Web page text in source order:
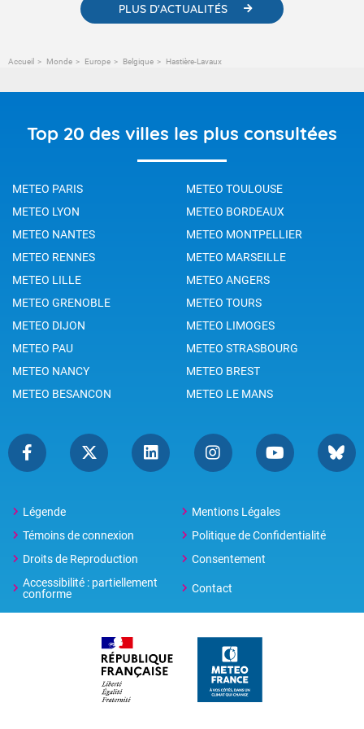
PLUS D'ACTUALITÉS
Accueil Monde Europe Belgique Hastière-Lavaux
Top 20 des villes les plus consultées
METEO PARIS
METEO TOULOUSE
METEO LYON
METEO BORDEAUX
METEO NANTES
METEO MONTPELLIER
METEO RENNES
METEO MARSEILLE
METEO LILLE
METEO ANGERS
METEO GRENOBLE
METEO TOURS
METEO DIJON
METEO LIMOGES
METEO PAU
METEO STRASBOURG
METEO NANCY
METEO BREST
METEO BESANCON
METEO LE MANS
Légende
Mentions Légales
Témoins de connexion
Politique de Confidentialité
Droits de Reproduction
Consentement
Accessibilité : partiellement
conforme
Contact